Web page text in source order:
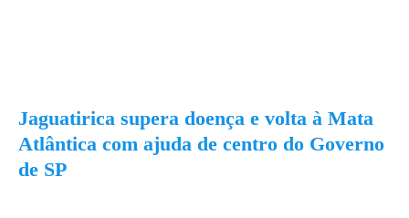
Jaguatirica supera doença e volta à Mata
Atlântica com ajuda de centro do Governo
de SP